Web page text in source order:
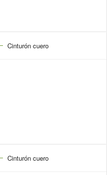
Cinturón cuero
Cinturón cuero